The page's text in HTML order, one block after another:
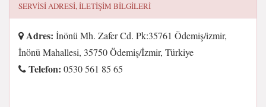
SERVISIADRESI, ILETIŞIM BILGILERI
Adres: İnönü Mh. Zafer Cd. Pk:35761 Ödemiş/izmir,
İnönü Mahallesi, 35750 Ödemiş/İzmir, Türkiye
Telefon: 0530 561 85 65